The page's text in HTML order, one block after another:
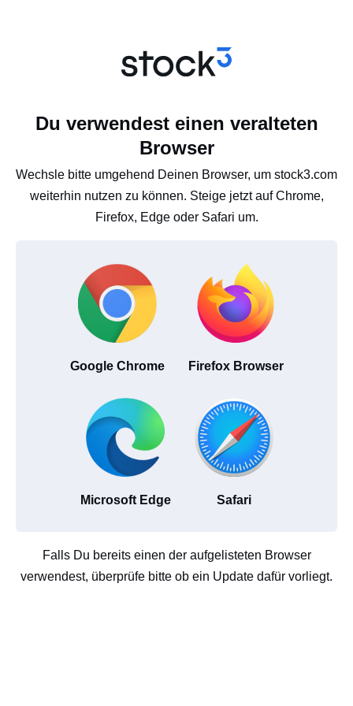
Du verwendest einen veralteten
Browser
Wechsle bitte umgehend Deinen Browser, um stock3.com
weiterhin nutzen zu können. Steige jetzt auf Chrome,
Firefox, Edge oder Safari um.
Google Chrome Firefox Browser
Microsoft Edge Safari
Falls Du bereits einen der aufgelisteten Browser
verwendest, überprüfe bitte ob ein Update dafür vorliegt.